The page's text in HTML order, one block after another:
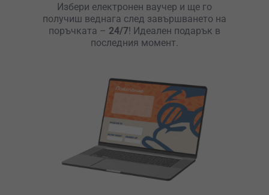
Избери електронен ваучер и ще го
получиш веднага след завършването на
поръчката – 24/7! Идеален подарък в
последния момент.